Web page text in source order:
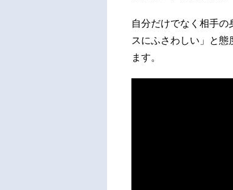
自分だけでなく相手
スにふさわしい」と態
ます。